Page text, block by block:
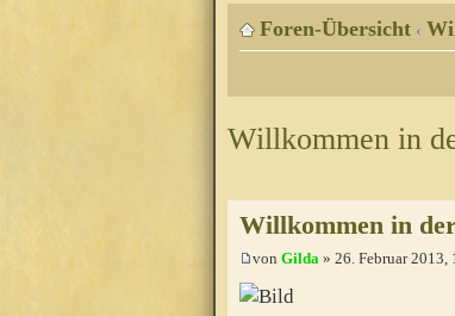
Foren-Übersicht ‹
Willkommen in
Willkommen in
von Gilda » 26. Februar 2013,